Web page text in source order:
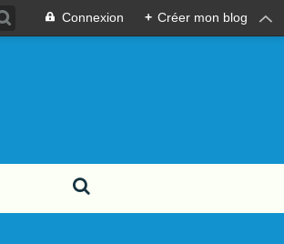
Connexion + Créer mon blog